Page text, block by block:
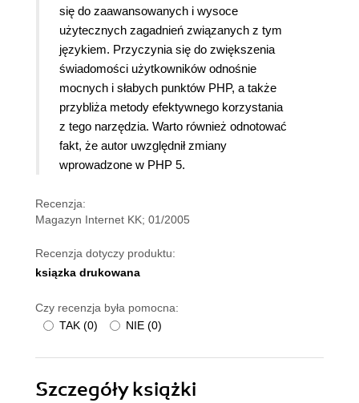
się do zaawansowanych i wysoce
użytecznych zagadnień związanych z tym
językiem. Przyczynia się do zwiększenia
świadomości użytkowników odnośnie
mocnych i słabych punktów PHP, a także
przybliża metody efektywnego korzystania
z tego narzędzia. Warto również odnotować
fakt, że autor uwzględnił zmiany
wprowadzone w PHP 5.
Recenzja:
Magazyn Internet KK; 01/2005
Recenzja dotyczy produktu:
ksiązka drukowana
Czy recenzja była pomocna:
TAK (0) NIE (0)
Szczegółyksiążki